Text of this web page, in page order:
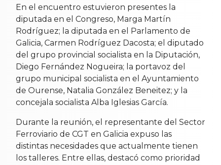
En el encuentro estuvieron presentes la
diputada en el Congreso, Marga Martín
Rodríguez; la diputada en el Parlamento de
Galicia, Carmen Rodríguez Dacosta; el diputado
del grupo provincial socialista en la Diputación,
Diego Fernández Nogueira; la portavoz del
grupo municipal socialista en el Ayuntamiento
de Ourense, Natalia González Beneitez; y la
concejala socialista Alba Iglesias García.
Durante la reunión, el representante del Sector
Ferroviario de CGT en Galicia expuso las
distintas necesidades que actualmente tienen
los talleres. Entre ellas, destacó como prioridad